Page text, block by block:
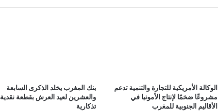
الوكالة الأمريكية للتجارة والتنمية تدعم
مشروعًا ضخمًا لإنتاج الأمونيا في
الأقاليم الجنوبية للمغرب
بنك المغرب يخلد الذكرى السابعة
والعشرين لعيد العرش بقطعة نقدية
تذكارية